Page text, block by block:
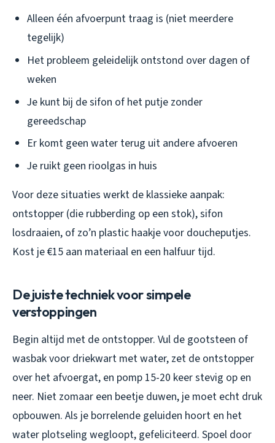
Alleen één afvoerpunt traag is (niet meerdere
tegelijk)
Het probleem geleidelijk ontstond over dagen of
weken
Je kunt bij de sifon of het putje zonder
gereedschap
Er komt geen water terug uit andere afvoeren
Je ruikt geen rioolgas in huis
Voor deze situaties werkt de klassieke aanpak:
ontstopper (die rubberding op een stok), sifon
losdraaien, of zo’n plastic haakje voor doucheputjes.
Kost je €15 aan materiaal en een halfuur tijd.
De juiste techniek voor simpele
verstoppingen
Begin altijd met de ontstopper. Vul de gootsteen of
wasbak voor driekwart met water, zet de ontstopper
over het afvoergat, en pomp 15-20 keer stevig op en
neer. Niet zomaar een beetje duwen, je moet echt druk
opbouwen. Als je borrelende geluiden hoort en het
water plotseling wegloopt, gefeliciteerd. Spoel door